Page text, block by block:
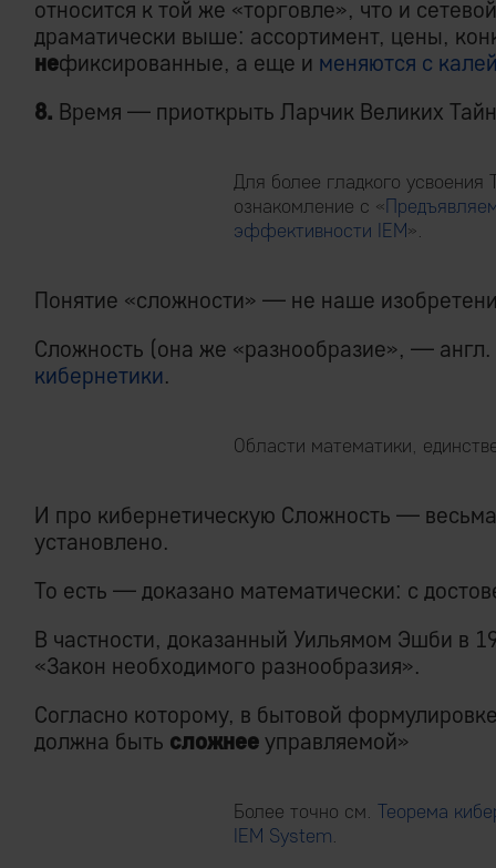
относится к той же «торговле», что и
драматически выше: ассортимент, цены,
нефиксированные, а еще и меняются с
8. Время — приоткрыть Ларчик Великих
Для более гладкого усвоения
ознакомление с «
эффективности IEM».
Понятие «сложности» — не наше
Сложность (она же «разнообразие», —
кибернетики.
Области математики,
И про кибернетическую Сложность —
установлено.
То есть — доказано математически: с
В частности, доказанный Уильямом Эшби в
«Закон необходимого разнообразия».
Согласно которому, в бытовой
должна быть сложнее управляемой»
Более точно см. Теорема
IEM System.